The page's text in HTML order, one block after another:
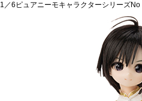
1／6ピュアニーモキャラクターシリーズ